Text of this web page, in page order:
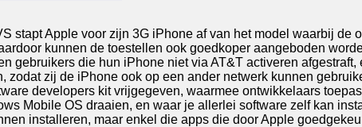
stapt Apple voor zijn 3G iPhone af van het model waarbij de
kunnen de toestellen ook goedkoper aangeboden
gebruikers die hun iPhone niet via AT&T activeren
zij de iPhone ook op een ander netwerk kunnen
developers kit vrijgegeven, waarmee ontwikkelaars
Mobile OS draaien, en waar je allerlei software zelf kan
installeren, maar enkel die apps die door Apple